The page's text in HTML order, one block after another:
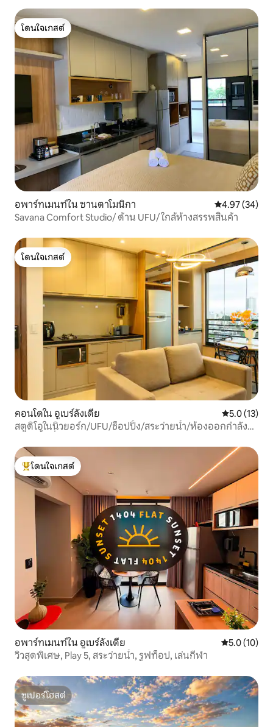
โดนใจเกสต์
โดนใจเกสต์
อพาร์ทเมนท์ใน ซานตาโมนิกา คะแนนเฉลี่ย
4.97 (34)
Savana Comfort Studio/ ด้าน UFU/ ใกล้ห้างสรรพสินค้า
โดนใจเกสต์
โดนใจเกสต์
คอนโดใน อูเบร์ลังเดีย คะแนนเฉลี่ย
5.0 (13)
สตูดิโอในนิวยอร์ก/UFU/ช็อปปิ้ง/สระว่ายน้ำ/ห้องออกกำลัง
โดนใจเกสต์ที่สุด
โดนใจเกสต์
อพาร์ทเมนท์ใน อูเบร์ลังเดีย คะแนนเฉลี่ย
5.0 (10)
วิวสุดพิเศษ, Play 5, สระว่ายน้ำ, รูฟท็อป, เล่นกีฬา
ซูเปอร์โฮสต์
ซูเปอร์โฮสต์